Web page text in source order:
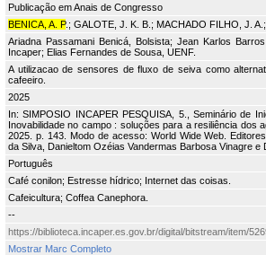
Publicação em Anais de Congresso
BENICA, A. P.; GALOTE, J. K. B.; MACHADO FILHO, J.
Ariadna Passamani Benicá, Bolsista; Jean Karlos
Incaper; Elias Fernandes de Sousa, UENF.
A utilizacao de sensores de fluxo de seiva como
cafeeiro.
2025
In: SIMPOSIO INCAPER PESQUISA, 5., Seminário de
Inovabilidade no campo : soluções para a resiliência dos
2025. p. 143. Modo de acesso: World Wide Web.
da Silva, Danieltom Ozéias Vandermas Barbosa Vinagre e
Português
Café conilon; Estresse hídrico; Internet das coisas.
Cafeicultura; Coffea Canephora.
--
https://biblioteca.incaper.es.gov.br/digital/bitstream/item/
Mostrar Marc Completo